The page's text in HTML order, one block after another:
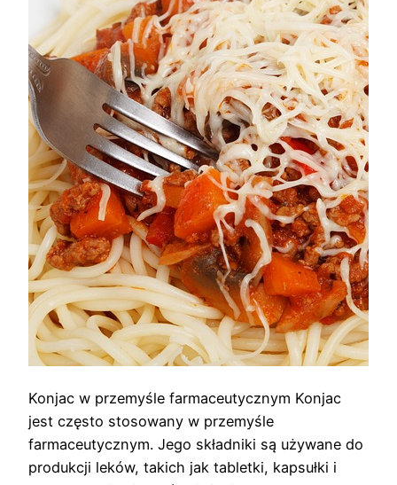
Konjac w przemyśle farmaceutycznym Konjac
jest często stosowany w przemyśle
farmaceutycznym. Jego składniki są używane do
produkcji leków, takich jak tabletki, kapsułki i